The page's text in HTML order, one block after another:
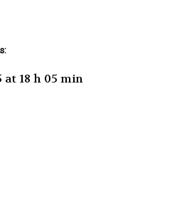
at 18 h 05 min